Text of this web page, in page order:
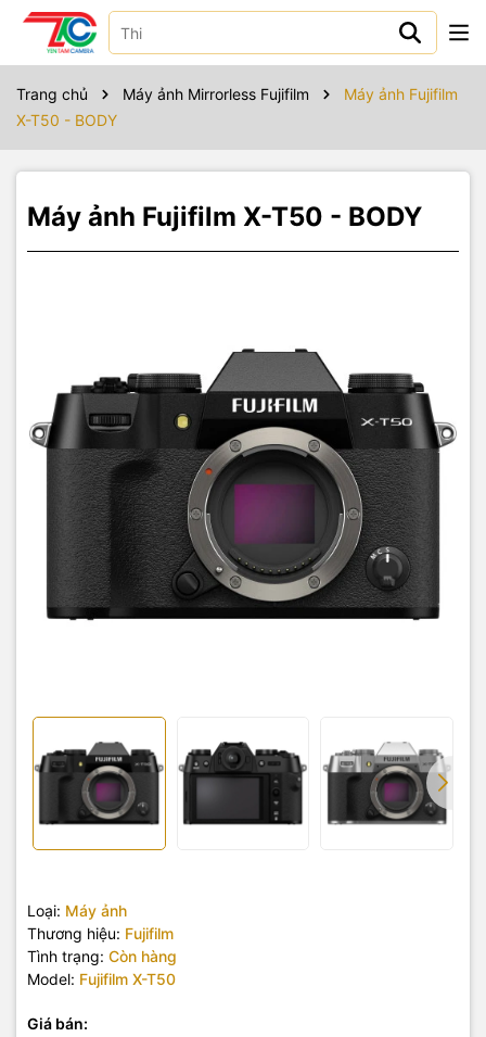
Trang chủ Máy ảnh Mirrorless Fujifilm
Máy ảnh Fujifilm
X-T50 - BODY
Máy ảnh Fujifilm X-T50 - BODY
Loại: Máy ảnh
Thương hiệu: Fujifilm
Tình trạng: Còn hàng
Model: Fujifilm X-T50
Giá bán:
Sản phẩm bao gồm
FUJIFILM NP-W126S Li-Ion Battery Pack
USB Cable
Headphone Adapter
Shoulder Strap